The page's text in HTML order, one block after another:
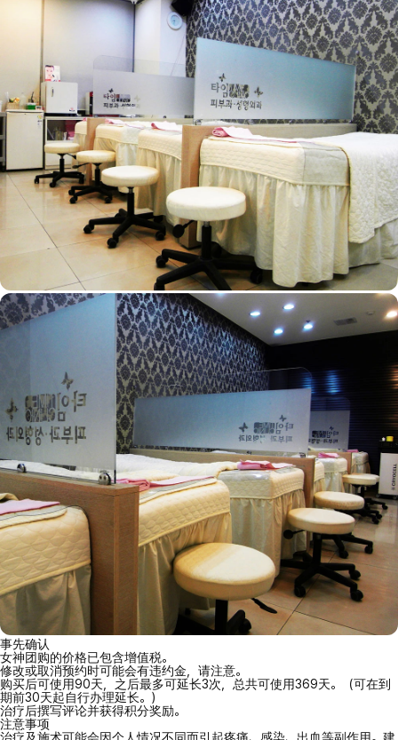
事先确认
女神团购的价格已包含增值税。
修改或取消预约时可能会有违约金，请注意。
购买后可使用90天，之后最多可延长3次，总共可使用369天。（可在到
期前30天起自行办理延长。）
治疗后撰写评论并获得积分奖励。
注意事项